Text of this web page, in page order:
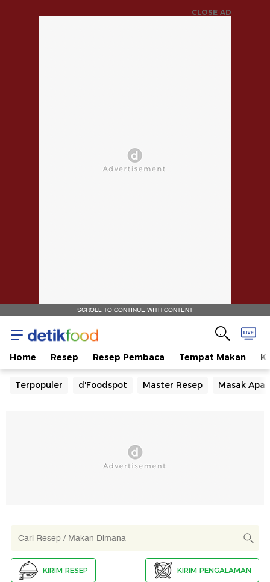
CLOSE AD
SCROLL TO CONTINUE WITH CONTENT
Home Resep Resep Pembaca Tempat Makan
Terpopuler d'Foodspot Master Resep Masak Apa
KIRIM RESEP KIRIM PENGALAMAN